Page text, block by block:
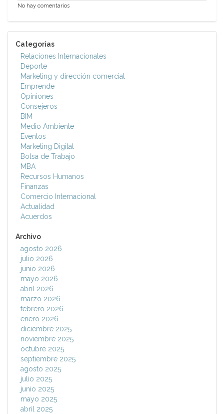
No hay comentarios
Categorías
Relaciones Internacionales
Deporte
Marketing y dirección comercial
Emprende
Opiniones
Consejeros
BIM
Medio Ambiente
Eventos
Marketing Digital
Bolsa de Trabajo
MBA
Recursos Humanos
Finanzas
Comercio Internacional
Actualidad
Acuerdos
Archivo
agosto 2026
julio 2026
junio 2026
mayo 2026
abril 2026
marzo 2026
febrero 2026
enero 2026
diciembre 2025
noviembre 2025
octubre 2025
septiembre 2025
agosto 2025
julio 2025
junio 2025
mayo 2025
abril 2025